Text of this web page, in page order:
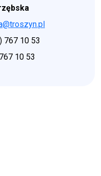
767 10 53
10 53